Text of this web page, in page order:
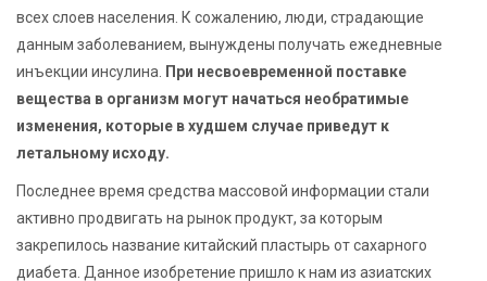
всех слоев населения. К сожалению, люди, страдающие
данным заболеванием, вынуждены получать ежедневные
инъекции инсулина.
При несвоевременной поставке
вещества в организм могут начаться необратимые
изменения, которые в худшем случае приведут к
летальному исходу.
Последнее время средства массовой информации стали
активно продвигать на рынок продукт, за которым
закрепилось название китайский пластырь от сахарного
диабета. Данное изобретение пришло к нам из азиатских